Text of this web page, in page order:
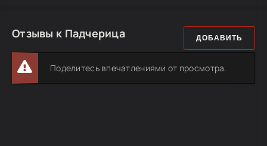
Отзывы к Падчерица ДОБАВИТЬ
Поделитесь впечатлениями от просмотра.